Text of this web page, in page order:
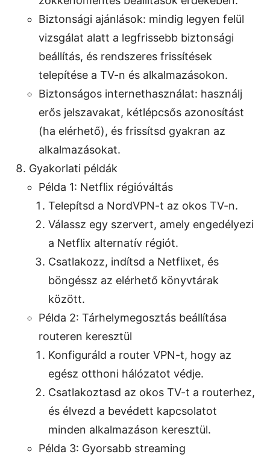
Biztonsági ajánlások: mindig legyen felül
vizsgálat alatt a legfrissebb biztonsági
beállítás, és rendszeres frissítések
telepítése a TV-n és alkalmazásokon.
Biztonságos internethasználat: használj
erős jelszavakat, kétlépcsős azonosítást
(ha elérhető), és frissítsd gyakran az
alkalmazásokat.
Gyakorlati példák
Példa 1: Netflix régióváltás
Telepítsd a NordVPN-t az okos TV-n.
Válassz egy szervert, amely engedélyezi
a Netflix alternatív régiót.
Csatlakozz, indítsd a Netflixet, és
böngéssz az elérhető könyvtárak
között.
Példa 2: Tárhelymegosztás beállítása
routeren keresztül
Konfiguráld a router VPN-t, hogy az
egész otthoni hálózatot védje.
Csatlakoztasd az okos TV-t a routerhez,
és élvezd a bevédett kapcsolatot
minden alkalmazáson keresztül.
Példa 3: Gyorsabb streaming